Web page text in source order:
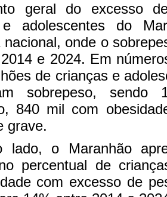
geral do excesso
e adolescentes do
nacional, onde o
e 2024. Em
de crianças e
sobrepeso, sendo
840 mil com
grave.
lado, o Maranhão
percentual de
com excesso de